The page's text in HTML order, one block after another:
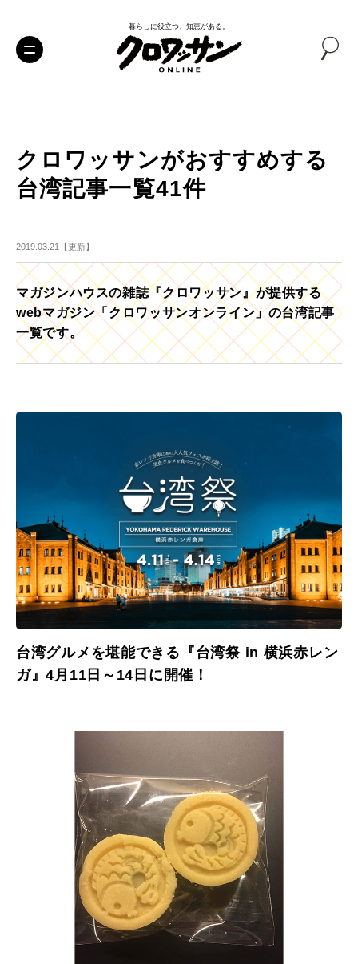
暮らしに役立つ、知恵がある。
クロワッサンがおすすめする
台湾記事一覧41件
2019.03.21【更新】
マガジンハウスの雑誌『クロワッサン』が提供する
webマガジン「クロワッサンオンライン」の台湾記事
一覧です。
台湾グルメを堪能できる『台湾祭 in 横浜赤レン
ガ』4月11日～14日に開催！